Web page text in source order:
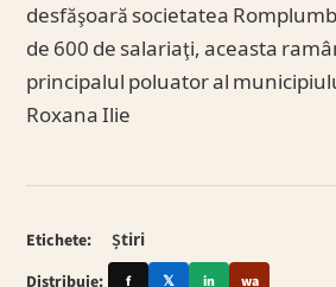
desfăşoară societatea
de 600 de salariaţi, aceasta
principalul poluator al
Roxana Ilie
Etichete:
Știri
f 𝕏 in wa